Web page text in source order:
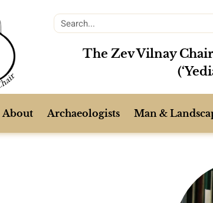
The Zev Vilnay
About Archaeologists Man &